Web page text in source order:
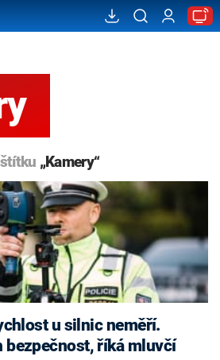
„Kamery“
u silnic neměří.
bezpečnost, říká mluvčí